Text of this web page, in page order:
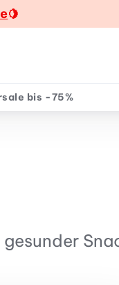
🍋
bis -75%